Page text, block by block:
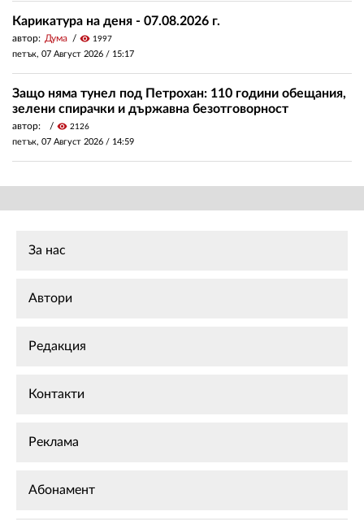
Карикатура на деня - 07.08.2026 г.
автор: Дума visibility 1997
петък, 07 Август 2026 / 15:17
Защо няма тунел под Петрохан: 110 години обещания,
зелени спирачки и държавна безотговорност
автор: visibility 2126
петък, 07 Август 2026 / 14:59
За нас
Автори
Редакция
Контакти
Реклама
Абонамент